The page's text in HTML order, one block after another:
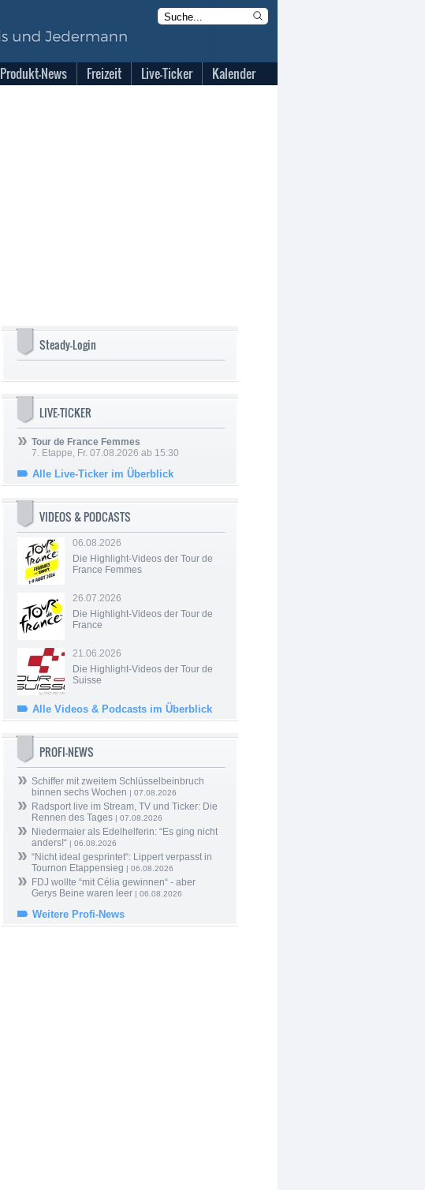
Produkt-News Freizeit Live-Ticker Kalender
Steady-Login
LIVE-TICKER
Tour de France Femmes
7. Etappe, Fr. 07.08.2026 ab 15:30
Alle Live-Ticker im Überblick
VIDEOS & PODCASTS
06.08.2026
Die Highlight-Videos der Tour de
France Femmes
26.07.2026
Die Highlight-Videos der Tour de
France
21.06.2026
Die Highlight-Videos der Tour de
Suisse
Alle Videos & Podcasts im Überblick
PROFI-NEWS
Schiffer mit zweitem Schlüsselbeinbruch
binnen sechs Wochen | 07.08.2026
Radsport live im Stream, TV und Ticker: Die
Rennen des Tages | 07.08.2026
Niedermaier als Edelhelferin: “Es ging nicht
anders!“ | 06.08.2026
“Nicht ideal gesprintet“: Lippert verpasst in
Tournon Etappensieg | 06.08.2026
FDJ wollte “mit Célia gewinnen“ - aber
Gerys Beine waren leer | 06.08.2026
Weitere Profi-News